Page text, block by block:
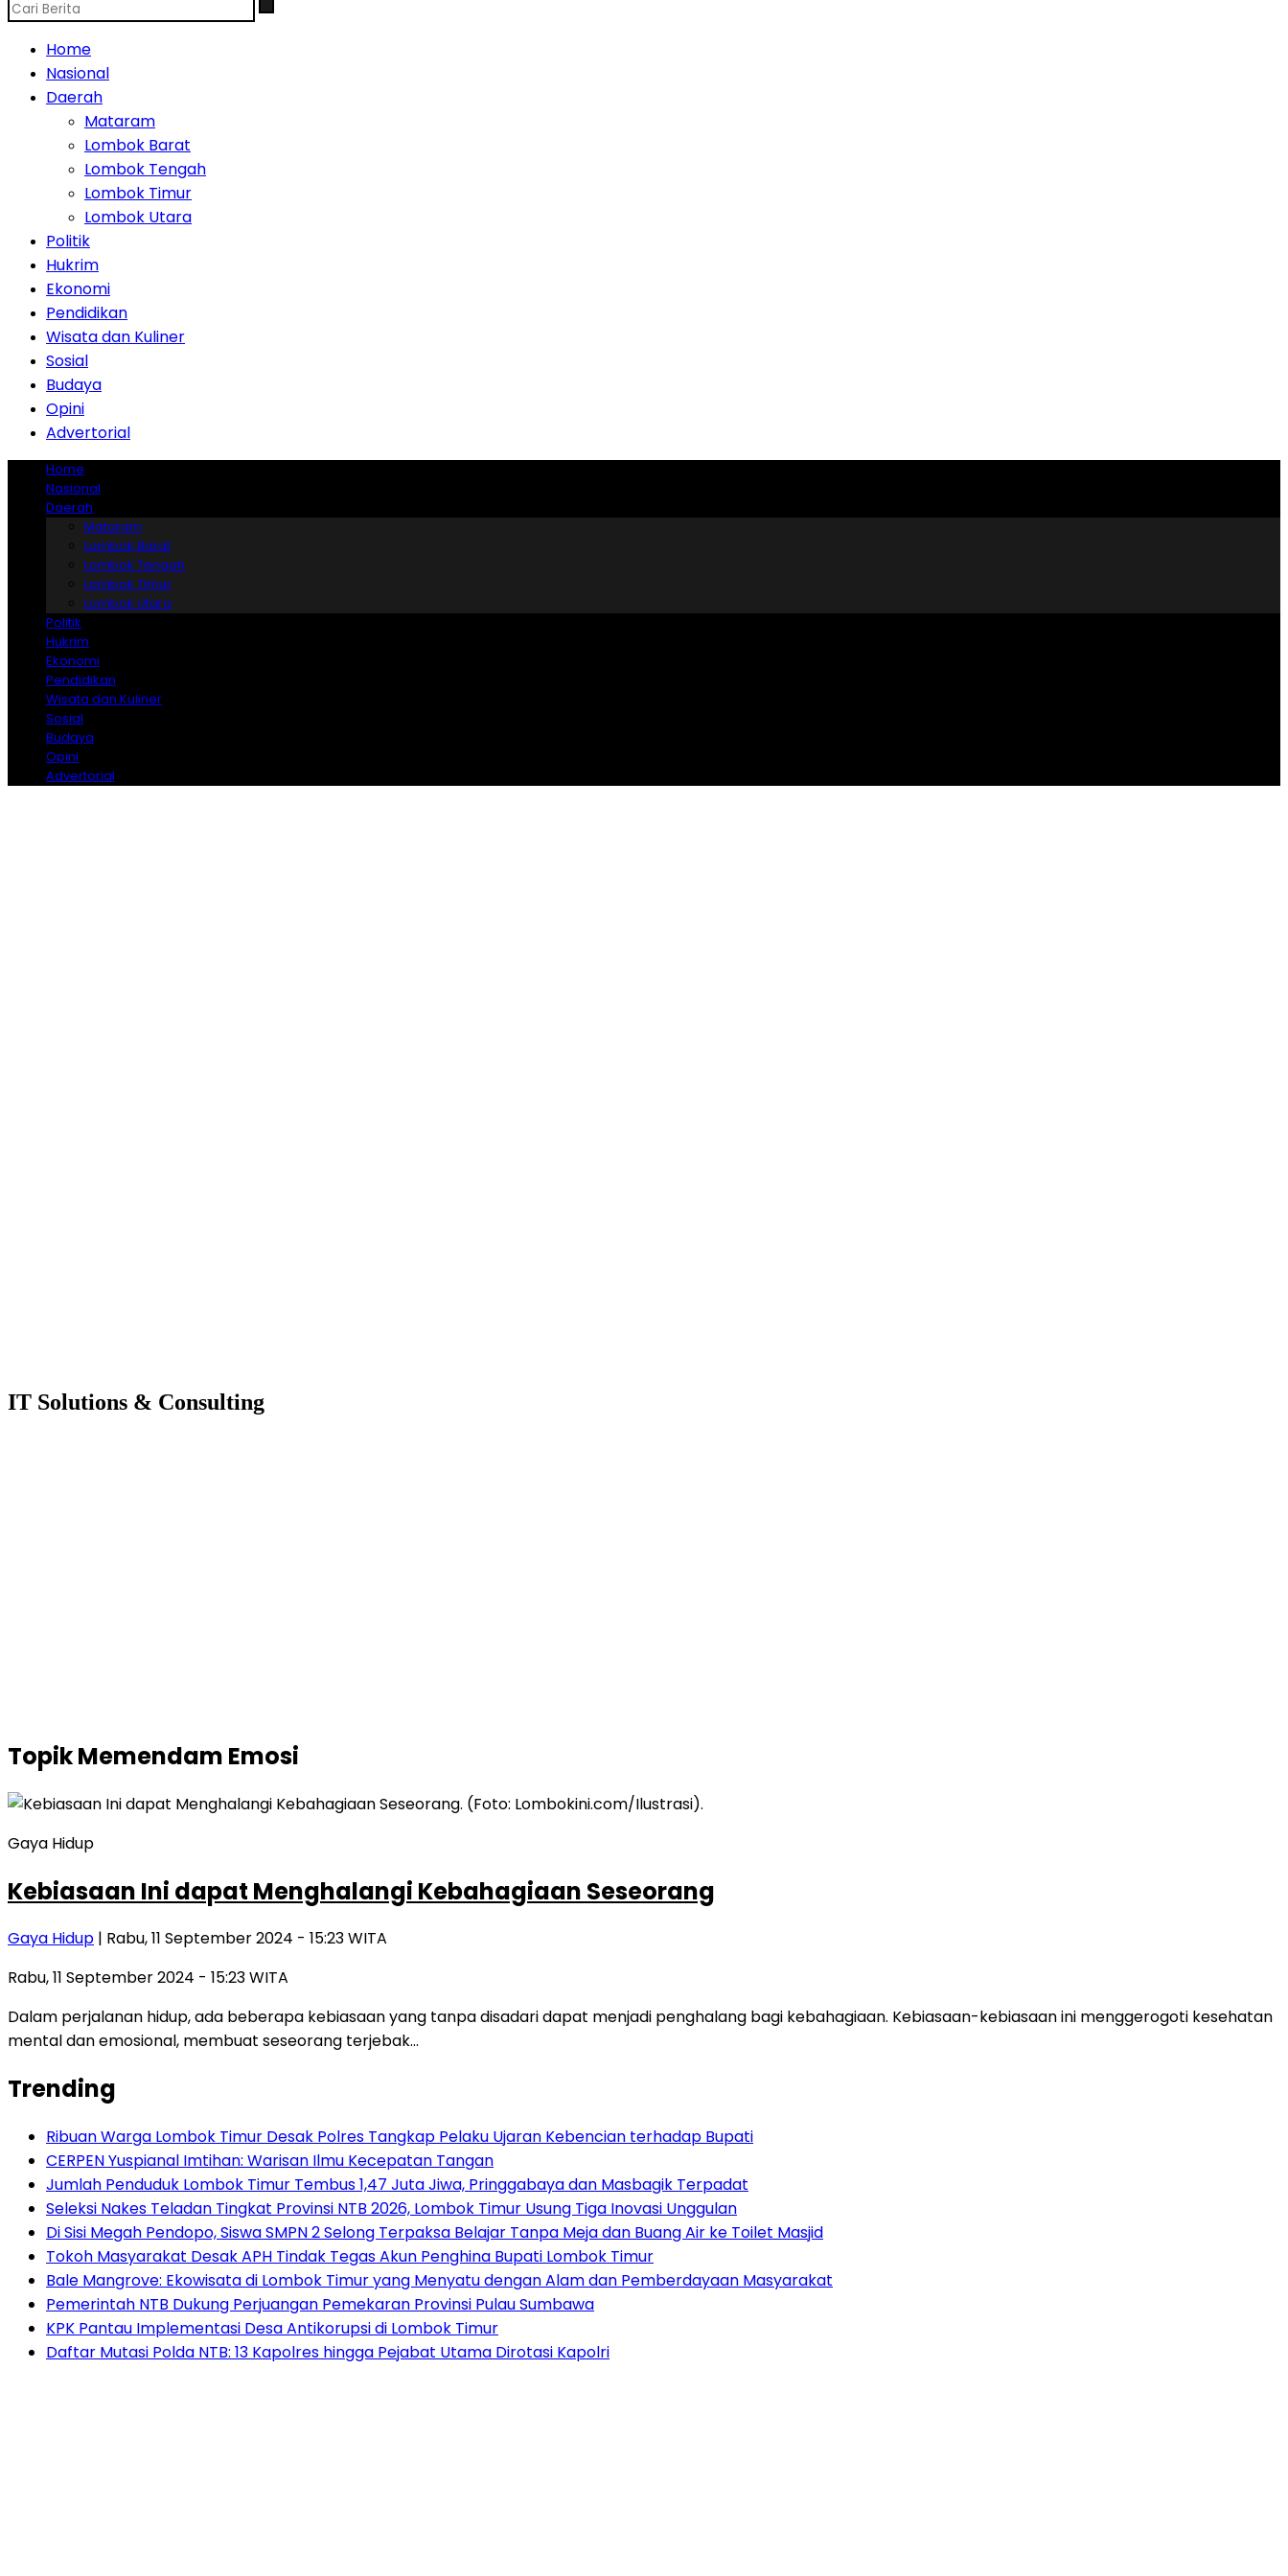
Home
Nasional
Daerah
Mataram
Lombok Barat
Lombok Tengah
Lombok Timur
Lombok Utara
Politik
Hukrim
Ekonomi
Pendidikan
Wisata dan Kuliner
Sosial
Budaya
Opini
Advertorial
Home
Nasional
Daerah
Mataram
Lombok Barat
Lombok Tengah
Lombok Timur
Lombok Utara
Politik
Hukrim
Ekonomi
Pendidikan
Wisata dan Kuliner
Sosial
Budaya
Opini
Advertorial
IT Solutions & Consulting
TopikMemendam Emosi
Gaya Hidup
Kebiasaan Ini dapat Menghalangi Kebahagiaan Seseorang
Gaya Hidup | Rabu, 11 September 2024 - 15:23 WITA
Rabu, 11 September 2024 - 15:23 WITA
Dalam perjalanan hidup, ada beberapa kebiasaan yang tanpa disadari dapat menjadi penghalang bagi kebahagiaan. Kebiasaan-kebiasaan ini menggerogoti kesehatan
mental dan emosional, membuat seseorang terjebak…
Trending
Ribuan Warga Lombok Timur Desak Polres Tangkap Pelaku Ujaran Kebencian terhadap Bupati
CERPEN Yuspianal Imtihan: Warisan Ilmu Kecepatan Tangan
Jumlah Penduduk Lombok Timur Tembus 1,47 Juta Jiwa, Pringgabaya dan Masbagik Terpadat
Seleksi Nakes Teladan Tingkat Provinsi NTB 2026, Lombok Timur Usung Tiga Inovasi Unggulan
Di Sisi Megah Pendopo, Siswa SMPN 2 Selong Terpaksa Belajar Tanpa Meja dan Buang Air ke Toilet Masjid
Tokoh Masyarakat Desak APH Tindak Tegas Akun Penghina Bupati Lombok Timur
Bale Mangrove: Ekowisata di Lombok Timur yang Menyatu dengan Alam dan Pemberdayaan Masyarakat
Pemerintah NTB Dukung Perjuangan Pemekaran Provinsi Pulau Sumbawa
KPK Pantau Implementasi Desa Antikorupsi di Lombok Timur
Daftar Mutasi Polda NTB: 13 Kapolres hingga Pejabat Utama Dirotasi Kapolri